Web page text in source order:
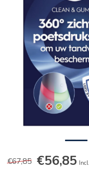
€67,85 €56,85